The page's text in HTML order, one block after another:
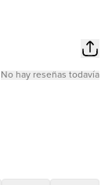
No hay reseñas todavía